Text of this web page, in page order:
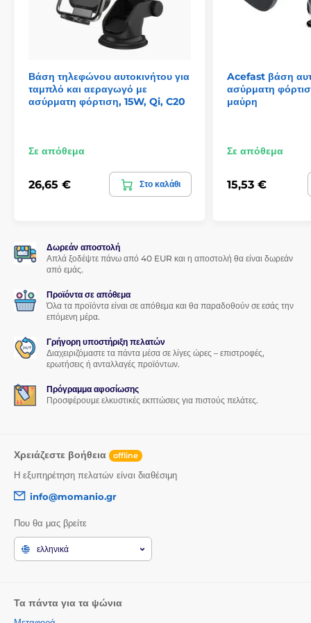
αυξήσετε την ασφάλεια, απλώς αφαιρέστε τον βραχίονα από
τη βάση και τοποθετήστε τον στον αεραγωγό. Και στις δύο
περιπτώσεις, η σταθερή στερέωση εξασφαλίζει ότι η συσκευή
θα παραμείνει στη θέση της ακόμη και σε πολύ ανώμαλους
Προδιαγραφές:
ταμπλό) και στον αεραγωγό
Μήκος βραχίονα: 270 χιλ.
Βάση τηλεφώνου αυτοκινήτου για
ταμπλό και αεραγωγό με
ασύρματη φόρτιση, 15W, Qi, C20
Σε απόθεμα
26,65 € Στο καλάθι
Acefast βάση
ασύρματη
μαύρη
Σε απόθεμα
15,53 €
Δωρεάν αποστολή
Απλά ξοδέψτε πάνω από 40 EUR και η αποστολή θα είναι δωρεάν
από εμάς.
Προϊόντα σε απόθεμα
Όλα τα προϊόντα είναι σε απόθεμα και θα παραδοθούν σε εσάς την
επόμενη μέρα.
Γρήγορη υποστήριξη πελατών
Διαχειριζόμαστε τα πάντα μέσα σε λίγες ώρες – επιστροφές,
ερωτήσεις ή ανταλλαγές προϊόντων.
Πρόγραμμα αφοσίωσης
Προσφέρουμε ελκυστικές εκπτώσεις για πιστούς πελάτες.
Χρειάζεστε βοήθεια offline
Η εξυπηρέτηση πελατών είναι διαθέσιμη
info@momanio.gr
Που θα μας βρείτε
ελληνικά
Τα πάντα για τα ψώνια